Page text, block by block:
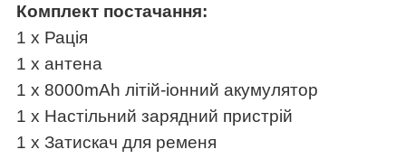
Комплект постачання:
1 x Рація
1 x антена
1 x 8000mAh літій-іонний акумулятор
1 x Настільний зарядний пристрій
1 x Затискач для ременя